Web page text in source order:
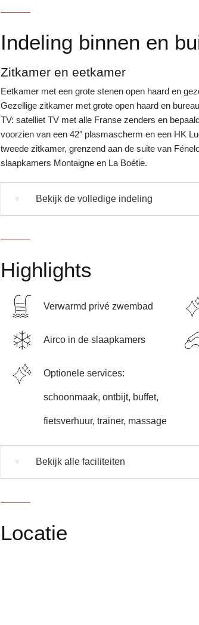
Indeling binnen en
Zitkamer en eetkamer
Eetkamer met een grote stenen open haard en
Gezellige zitkamer met grote open haard en
TV: satelliet TV met alle Franse zenders en
voorzien van een 42″ plasmascherm en een HK
tweede zitkamer, grenzend aan de suite van
slaapkamers Montaigne en La Boétie.
Bekijk de volledige indeling
Highlights
Verwarmd privé zwembad
Airco in de slaapkamers
Optionele services:
schoonmaak, ontbijt, buffet,
fietsverhuur, trainer, massage
Bekijk alle faciliteiten
Locatie